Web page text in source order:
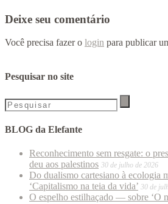
Deixe seu comentário
Você precisa fazer o login para publicar
Pesquisar no site
BLOG da Elefante
Reconhecimento sem resgate: o
deu aos palestinos 30 de julho de 2026
Do dualismo cartesiano à ecologia
‘Capitalismo na teia da vida’ 30 de
O espelho estilhaçado — sobre ‘O